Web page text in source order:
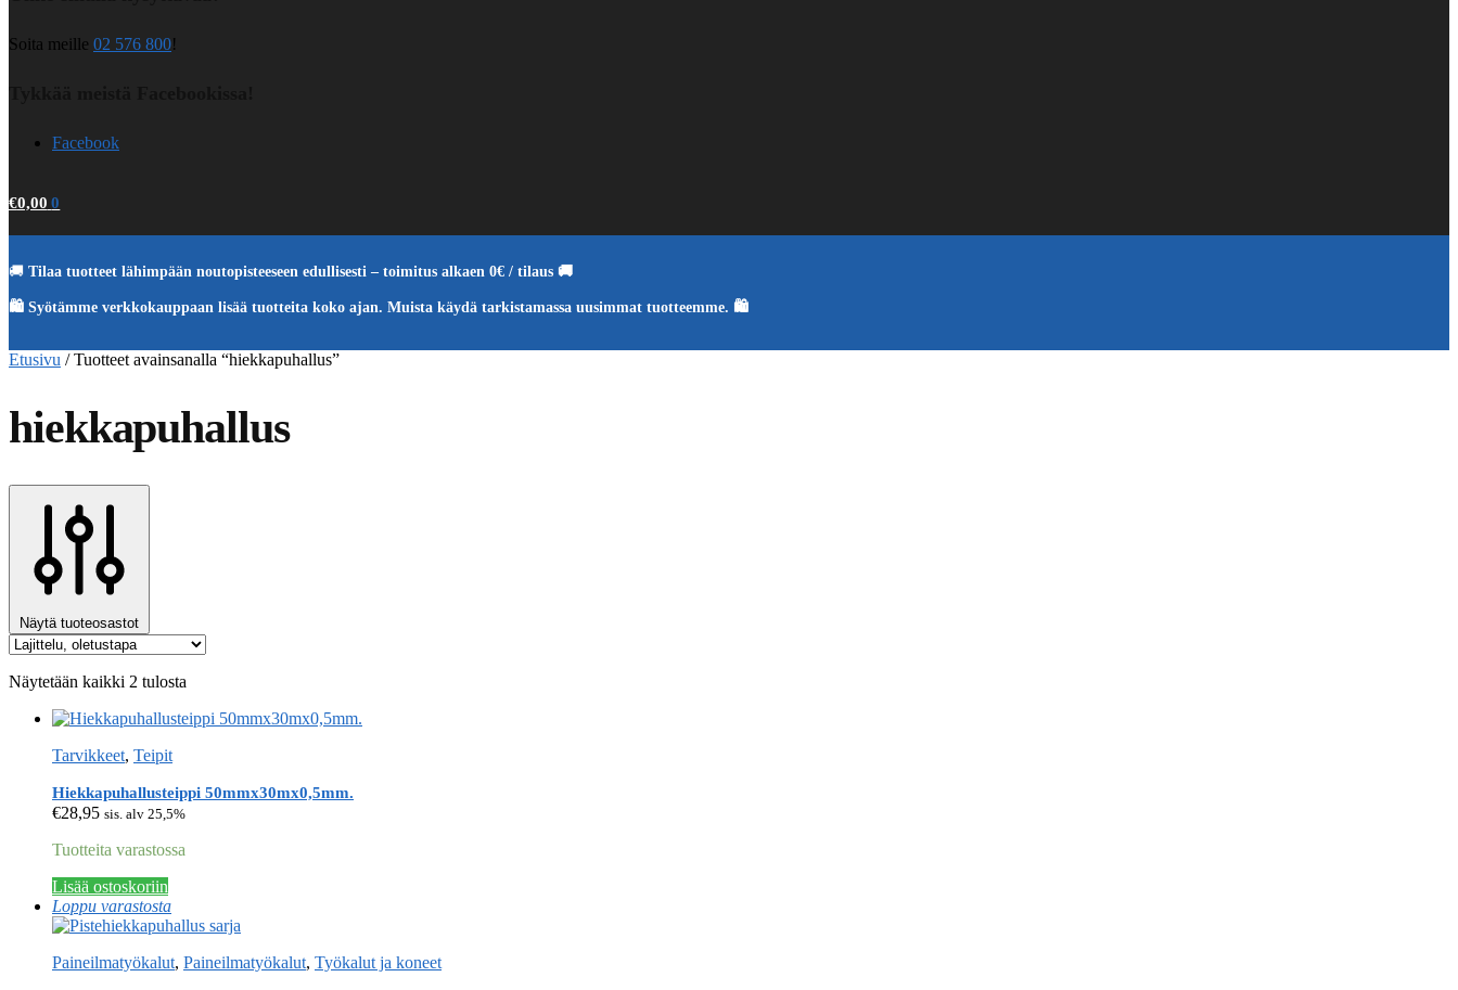
Soita meille 02 576 800!
Facebook
€0,00 0
🚚 Tilaa tuotteet lähimpään noutopisteeseen edullisesti – toimitus alkaen 0€ / tilaus 🚚
🛍️ Syötämme verkkokauppaan lisää tuotteita koko ajan. Muista käydä tarkistamassa uusimmat tuotteemme. 🛍️
Etusivu /Tuotteet avainsanalla “hiekkapuhallus”
hiekkapuhallus
Näytä tuoteosastot
Näytetään kaikki 2 tulosta
Tarvikkeet, Teipit
Hiekkapuhallusteippi 50mmx30mx0,5mm.
€28,95 sis. alv 25,5%
Tuotteita varastossa
Lisää ostoskoriin
Loppu varastosta
Paineilmatyökalut, Paineilmatyökalut, Työkalut ja koneet